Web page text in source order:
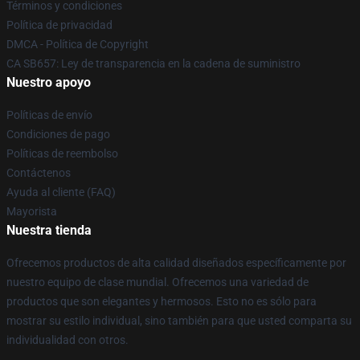
Términos y condiciones
Política de privacidad
DMCA - Política de Copyright
CA SB657: Ley de transparencia en la cadena de suministro
Nuestro apoyo
Políticas de envío
Condiciones de pago
Políticas de reembolso
Contáctenos
Ayuda al cliente (FAQ)
Mayorista
Nuestra tienda
Ofrecemos productos de alta calidad diseñados específicamente por
nuestro equipo de clase mundial. Ofrecemos una variedad de
productos que son elegantes y hermosos. Esto no es sólo para
mostrar su estilo individual, sino también para que usted comparta su
individualidad con otros.